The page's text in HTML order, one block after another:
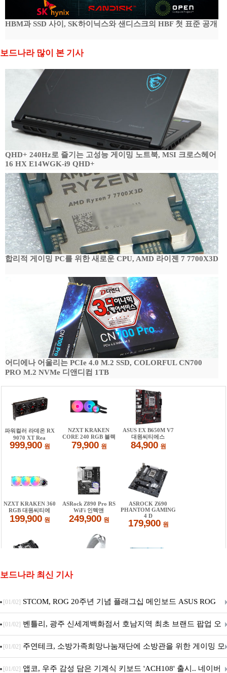
HBM과 SSD 사이, SK하이닉스와 샌디스크의 HBF 첫 표준 공개
보드나라 많이 본 기사
QHD+ 240Hz로 즐기는 고성능 게이밍 노트북, MSI 크로스헤어
16 HX E14WGK-i9 QHD+
합리적 게이밍 PC를 위한 새로운 CPU, AMD 라이젠 7 7700X3D
어디에나 어울리는 PCIe 4.0 M.2 SSD, COLORFUL CN700
PRO M.2 NVMe 디앤디컴 1TB
보드나라 최신 기사
[01/02] STCOM, ROG 20주년 기념 플래그십 메인보드 ASUS ROG
Crosshair X870E EDITION 20 국내 출시 예정
[01/02] 벤틀리, 광주 신세계백화점서 호남지역 최초 브랜드 팝업 오
픈
[01/02] 주연테크, 소방가족희망나눔재단에 소방관을 위한 게이밍 모
니터·스마트 펫 침대 기부
[01/02] 앱코, 우주 감성 담은 기계식 키보드 'ACH108' 출시.. 네이버